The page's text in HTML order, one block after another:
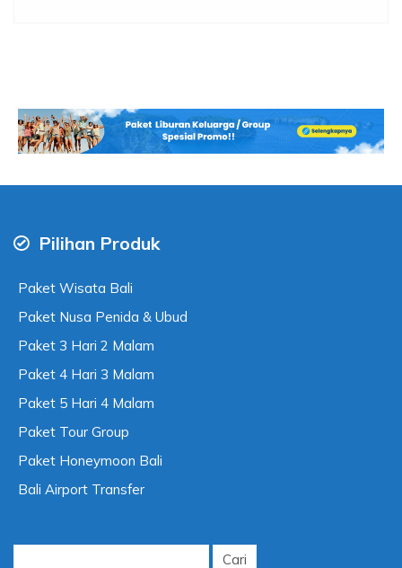
Pilihan Produk
Paket Wisata Bali
Paket Nusa Penida & Ubud
Paket 3 Hari 2 Malam
Paket 4 Hari 3 Malam
Paket 5 Hari 4 Malam
Paket Tour Group
Paket Honeymoon Bali
Bali Airport Transfer
Cari